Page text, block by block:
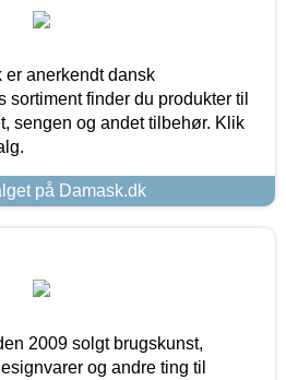
er anerkendt dansk
sortiment finder du produkter til
sengen og andet tilbehør. Klik
på Damask.dk
2009 solgt brugskunst,
og andre ting til